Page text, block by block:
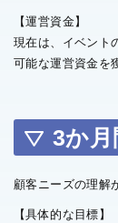
【運営資金】
現在は、イベント
可能な運営資金を
3か
顧客ニーズの理解
【具体的な目標】